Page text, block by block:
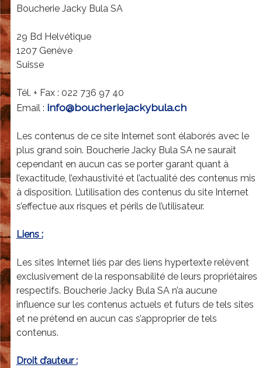
t
e
r
i
e
J
a
c
k
y
B
l
a
S
A
-
E
r
Boucherie Jacky Bula SA
29 Bd Helvétique
1207 Genève
Suisse
Tél. + Fax : 022 736 97 40
Email : info@boucheriejackybula.ch
Les contenus de ce site Internet sont élaborés avec le
plus grand soin. Boucherie Jacky Bula SA ne saurait
cependant en aucun cas se porter garant quant à
l’exactitude, l’exhaustivité et l’actualité des contenus mis
à disposition. L’utilisation des contenus du site Internet
s’effectue aux risques et périls de l’utilisateur.
Liens :
Les sites Internet liés par des liens hypertexte relèvent
exclusivement de la responsabilité de leurs propriétaires
respectifs. Boucherie Jacky Bula SA n’a aucune
influence sur les contenus actuels et futurs de tels sites
et ne prétend en aucun cas s’approprier de tels
contenus.
Droit d’auteur :